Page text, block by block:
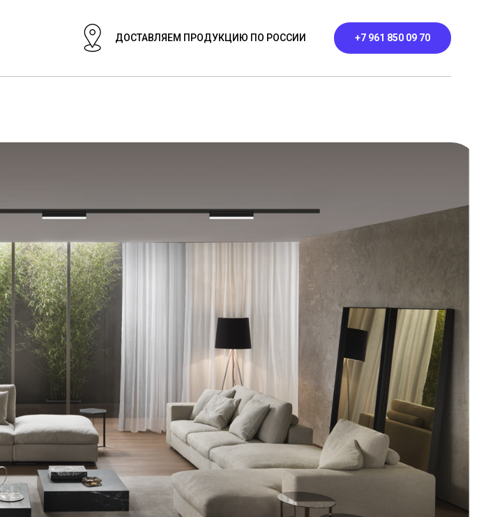
ДОСТАВЛЯЕМ ПРОДУКЦИЮ ПО РОССИИ +7 961 850 09 70